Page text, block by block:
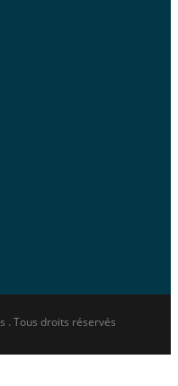
. Tous droits réservés